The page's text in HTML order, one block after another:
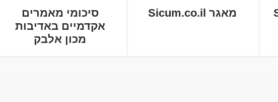
מאגר Sicum.co.il
סיכומי מאמרים
אקדמיים באדיבות
מכון אלבק